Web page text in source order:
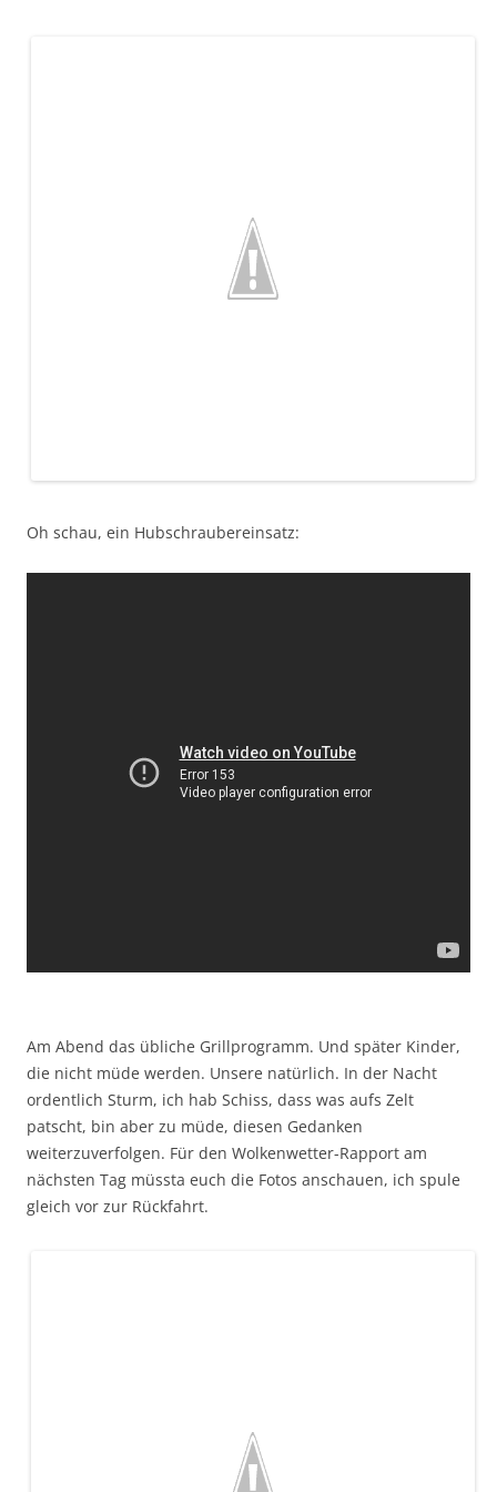
Oh schau, ein Hubschraubereinsatz:
Am Abend das übliche Grillprogramm. Und später Kinder,
die nicht müde werden. Unsere natürlich. In der Nacht
ordentlich Sturm, ich hab Schiss, dass was aufs Zelt
patscht, bin aber zu müde, diesen Gedanken
weiterzuverfolgen. Für den Wolkenwetter-Rapport am
nächsten Tag müssta euch die Fotos anschauen, ich spule
gleich vor zur Rückfahrt.